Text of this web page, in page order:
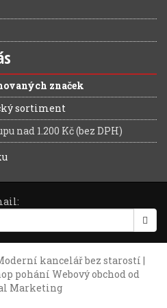
značek
sortiment
nad 1.200 Kč (bez DPH)
kancelář bez starostí |
pohání Webový obchod od
Marketing